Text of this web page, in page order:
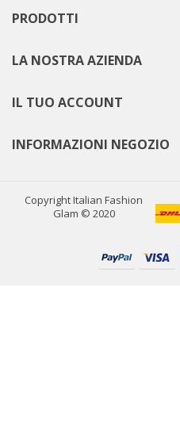
PRODOTTI
LA NOSTRA AZIENDA
IL TUO ACCOUNT
INFORMAZIONI NEGOZIO
Copyright Italian Fashion
Glam © 2020